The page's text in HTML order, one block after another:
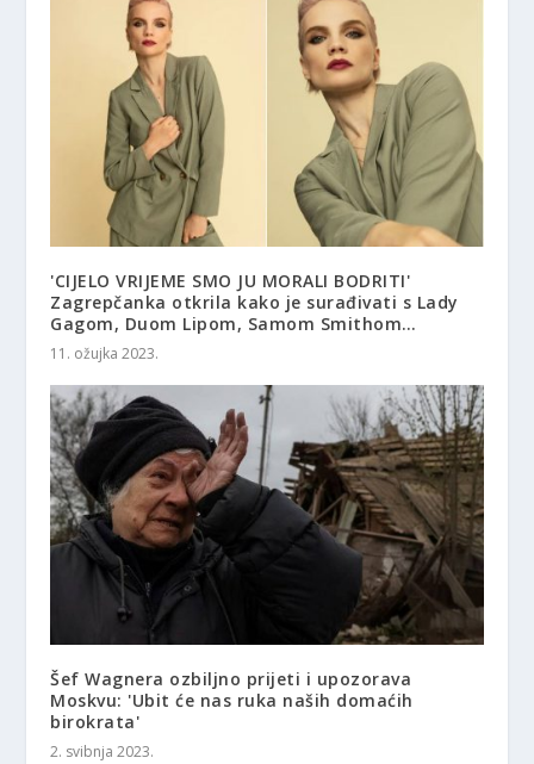
'CIJELO VRIJEME SMO JU MORALI BODRITI'
Zagrepčanka otkrila kako je surađivati ​​s Lady
Gagom, Duom Lipom, Samom Smithom…
11. ožujka 2023.
Šef Wagnera ozbiljno prijeti i upozorava
Moskvu: 'Ubit će nas ruka naših domaćih
birokrata'
2. svibnja 2023.